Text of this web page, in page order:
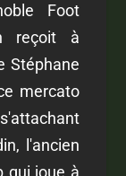
Foot
reçoit à
Stéphane
mercato
l'ancien